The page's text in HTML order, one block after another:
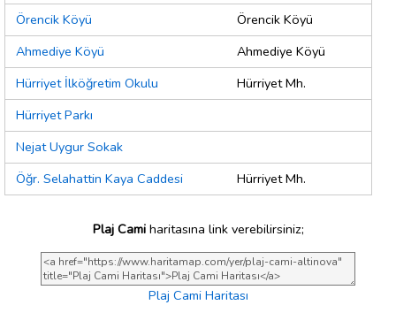
Örencik Köyü
Örencik Köyü
Ahmediye Köyü
Ahmediye Köyü
Hürriyet İlköğretim Okulu
Hürriyet Mh.
Hürriyet Parkı
Nejat Uygur Sokak
Öğr. Selahattin Kaya Caddesi
Hürriyet Mh.
Plaj Camiharitasına link verebilirsiniz;
Plaj Cami Haritası